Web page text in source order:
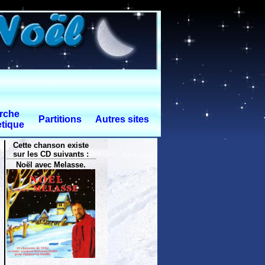
Partitions Autres sites
Cette chanson existe
sur les CD suivants :
Noël avec Melasse.